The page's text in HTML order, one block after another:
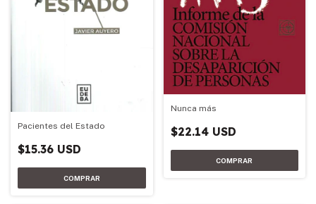
Pacientes del Estado
$15.36 USD
Nunca más
$22.14 USD